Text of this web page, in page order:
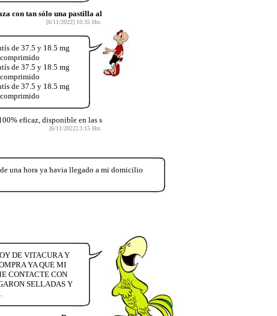
con tan sólo una pastilla al
[6/11/2022] 10:35 Hrs.
de 37.5 y 18.5 mg
de 37.5 y 18.5 mg
de 37.5 y 18.5 mg
eficaz, disponible en las s
[6/11/2022] 3:15 Hrs.
una hora ya havia llegado a mi domicilio
DE VITACURA Y
YA QUE MI
CONTACTE CON
SELLADAS Y